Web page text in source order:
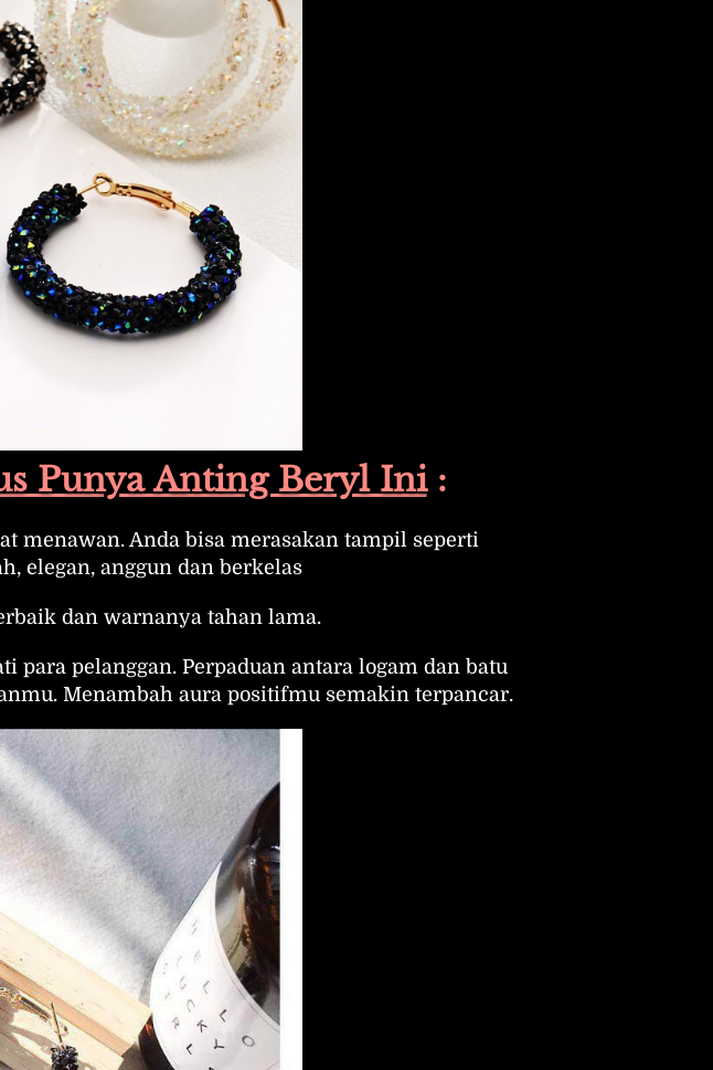
Punya Anting Beryl Ini :
menawan. Anda bisa merasakan tampil seperti
elegan, anggun dan berkelas
dan warnanya tahan lama.
para pelanggan. Perpaduan antara logam dan batu
Menambah aura positifmu semakin terpancar.